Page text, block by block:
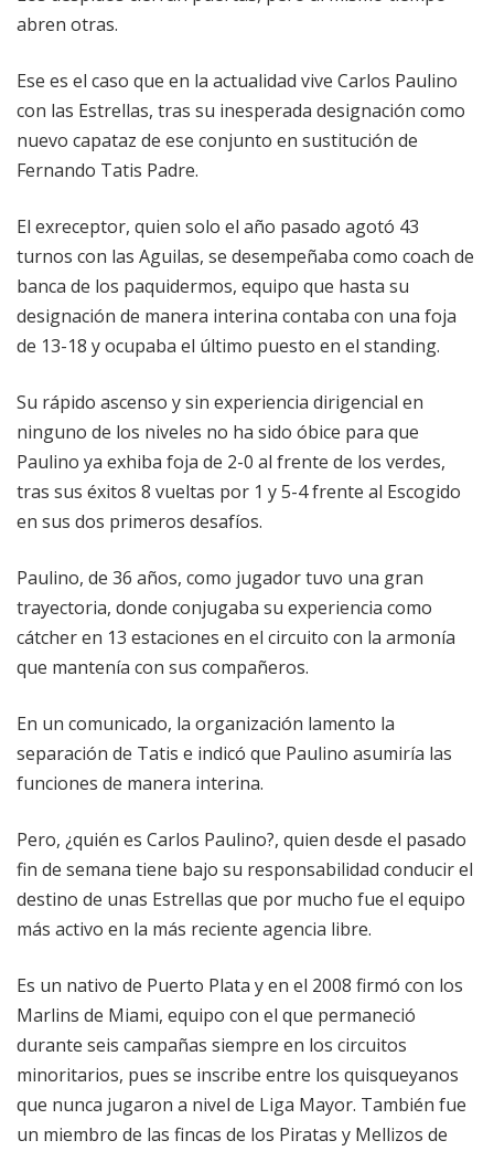
abren otras.
Ese es el caso que en la actualidad vive Carlos Paulino
con las Estrellas, tras su inesperada designación como
nuevo capataz de ese conjunto en sustitución de
Fernando Tatis Padre.
El exreceptor, quien solo el año pasado agotó 43
turnos con las Aguilas, se desempeñaba como coach de
banca de los paquidermos, equipo que hasta su
designación de manera interina contaba con una foja
de 13-18 y ocupaba el último puesto en el standing.
Su rápido ascenso y sin experiencia dirigencial en
ninguno de los niveles no ha sido óbice para que
Paulino ya exhiba foja de 2-0 al frente de los verdes,
tras sus éxitos 8 vueltas por 1 y 5-4 frente al Escogido
en sus dos primeros desafíos.
Paulino, de 36 años, como jugador tuvo una gran
trayectoria, donde conjugaba su experiencia como
cátcher en 13 estaciones en el circuito con la armonía
que mantenía con sus compañeros.
En un comunicado, la organización lamento la
separación de Tatis e indicó que Paulino asumiría las
funciones de manera interina.
Pero, ¿quién es Carlos Paulino?, quien desde el pasado
fin de semana tiene bajo su responsabilidad conducir el
destino de unas Estrellas que por mucho fue el equipo
más activo en la más reciente agencia libre.
Es un nativo de Puerto Plata y en el 2008 firmó con los
Marlins de Miami, equipo con el que permaneció
durante seis campañas siempre en los circuitos
minoritarios, pues se inscribe entre los quisqueyanos
que nunca jugaron a nivel de Liga Mayor. También fue
un miembro de las fincas de los Piratas y Mellizos de